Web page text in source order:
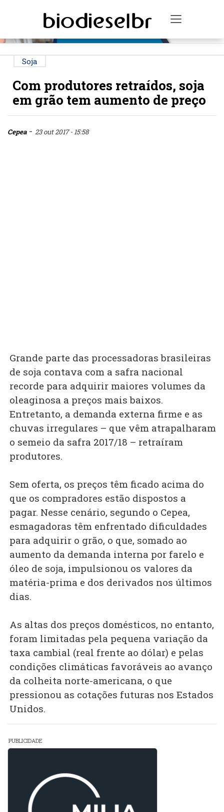
Toggle
Soja
Com produtores retraídos, soja
em grão tem aumento de preço
Cepea- 23 out 2017 - 15:58
Grande parte das processadoras brasileiras
de soja contava com a safra nacional
recorde para adquirir maiores volumes da
oleaginosa a preços mais baixos.
Entretanto, a demanda externa firme e as
chuvas irregulares – que vêm atrapalharam
o semeio da safra 2017/18 – retraíram
produtores.
Sem oferta, os preços têm ficado acima do
que os compradores estão dispostos a
pagar. Nesse cenário, segundo o Cepea,
esmagadoras têm enfrentado dificuldades
para adquirir o grão, o que, somado ao
aumento da demanda interna por farelo e
óleo de soja, impulsionou os valores da
matéria-prima e dos derivados nos últimos
dias.
As altas dos preços domésticos, no entanto,
foram limitadas pela pequena variação da
taxa cambial (real frente ao dólar) e pelas
condições climáticas favoráveis ao avanço
da colheita norte-americana, o que
pressionou as cotações futuras nos Estados
Unidos.
PUBLICIDADE